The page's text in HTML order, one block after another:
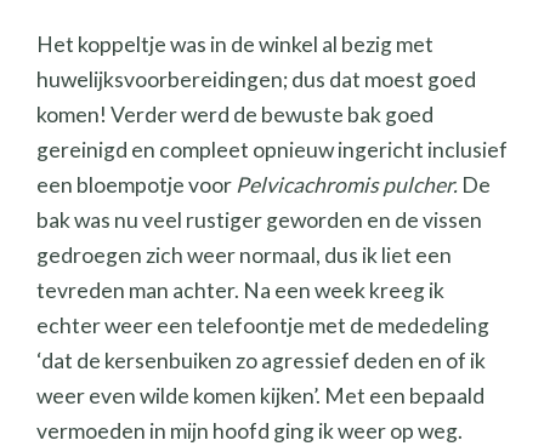
Het koppeltje was in de winkel al bezig met
huwelijksvoorbereidingen; dus dat moest goed
komen! Verder werd de bewuste bak goed
gereinigd en compleet opnieuw ingericht inclusief
een bloempotje voorPelvicachromis pulcher. De
bak was nu veel rustiger geworden en de vissen
gedroegen zich weer normaal, dus ik liet een
tevreden man achter. Na een week kreeg ik
echter weer een telefoontje met de mededeling
‘dat de kersenbuiken zo agressief deden en of ik
weer even wilde komen kijken’. Met een bepaald
vermoeden in mijn hoofd ging ik weer op weg.